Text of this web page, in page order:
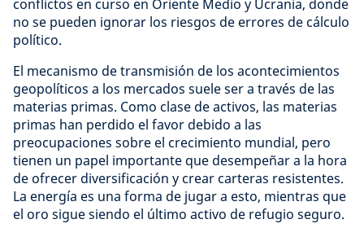
conflictos en curso en Oriente Medio y Ucrania, donde
no se pueden ignorar los riesgos de errores de cálculo
político.
El mecanismo de transmisión de los acontecimientos
geopolíticos a los mercados suele ser a través de las
materias primas. Como clase de activos, las materias
primas han perdido el favor debido a las
preocupaciones sobre el crecimiento mundial, pero
tienen un papel importante que desempeñar a la hora
de ofrecer diversificación y crear carteras resistentes.
La energía es una forma de jugar a esto, mientras que
el oro sigue siendo el último activo de refugio seguro.